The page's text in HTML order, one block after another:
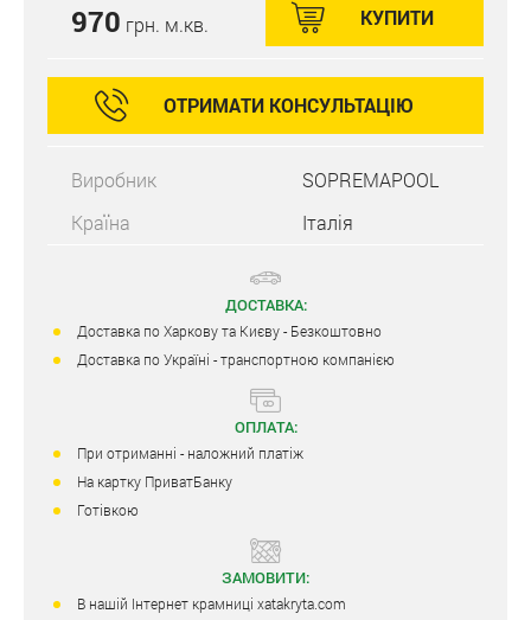
970 грн. м.кв. КУПИТИ
ОТРИМАТИ КОНСУЛЬТАЦІЮ
Виробник
SOPREMAPOOL
Країна
Італія
ДОСТАВКА:
Доставка по Харкову та Києву - Безкоштовно
Доставка по Україні - транспортною компанією
ОПЛАТА:
При отриманні - наложний платіж
На картку ПриватБанку
Готівкою
ЗАМОВИТИ:
В нашій Інтернет крамниці xatakryta.com